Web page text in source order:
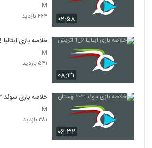
۰۲:۵۸
M
۴۶۴ بازدید
۰۸:۳۱
خلاصه بازی ایتالیا 2_1 اتريش
M
۵۴۱ بازدید
۰۶:۳۲
خلاصه بازی سوئد ۳-۲ لهستان
M
۳۸۱ بازدید